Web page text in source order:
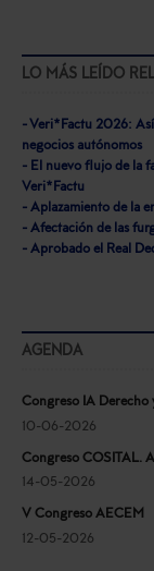
LO MÁS LEÍDO
- Veri*Factu 2026: Así
negocios autónomos
- El nuevo flujo de la
Veri*Factu
- Aplazamiento de la
- Afectación de las
- Aprobado el Real
AGENDA
Congreso IA Derecho
10-06-2026
Congreso COSITAL.
14-05-2026
V Congreso AECEM
12-05-2026